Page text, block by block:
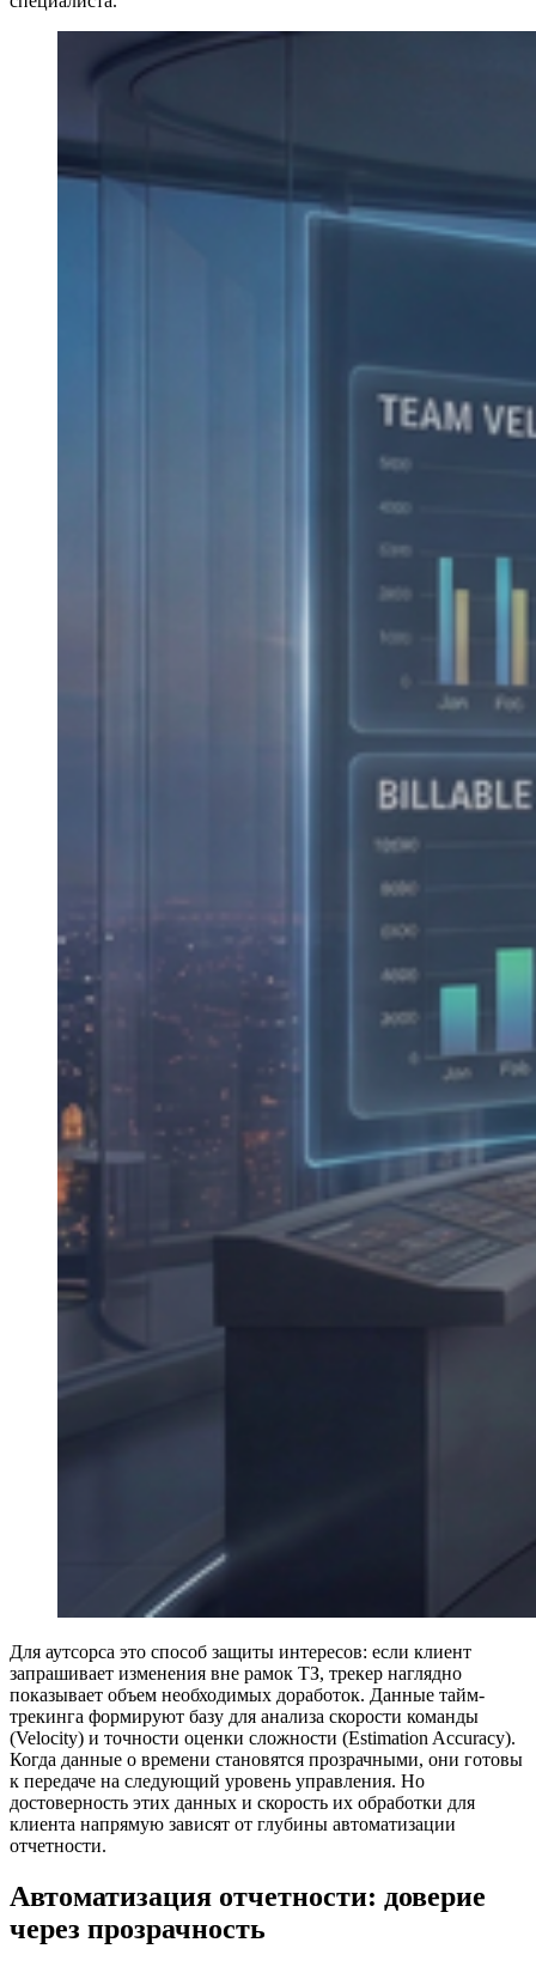
Для аутсорса это способ защиты интересов: если клиент
запрашивает изменения вне рамок ТЗ, трекер наглядно
показывает объем необходимых доработок. Данные тайм-
трекинга формируют базу для анализа скорости команды
(Velocity) и точности оценки сложности (Estimation Accuracy).
Когда данные о времени становятся прозрачными, они готовы
к передаче на следующий уровень управления. Но
достоверность этих данных и скорость их обработки для
клиента напрямую зависят от глубины автоматизации
отчетности.
Автоматизация отчетности: доверие
через прозрачность